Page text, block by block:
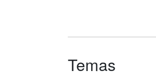
Temas